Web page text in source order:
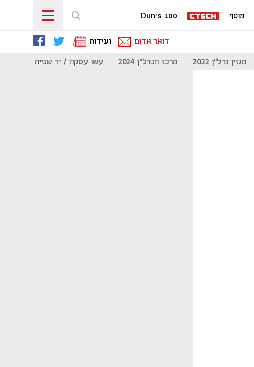
מוסף Dun's 100
דואר אדום ועידות
מגזין נדל"ן 2022 מרכז הנדל"ן 2024 עשו עסקה / יד שנייה